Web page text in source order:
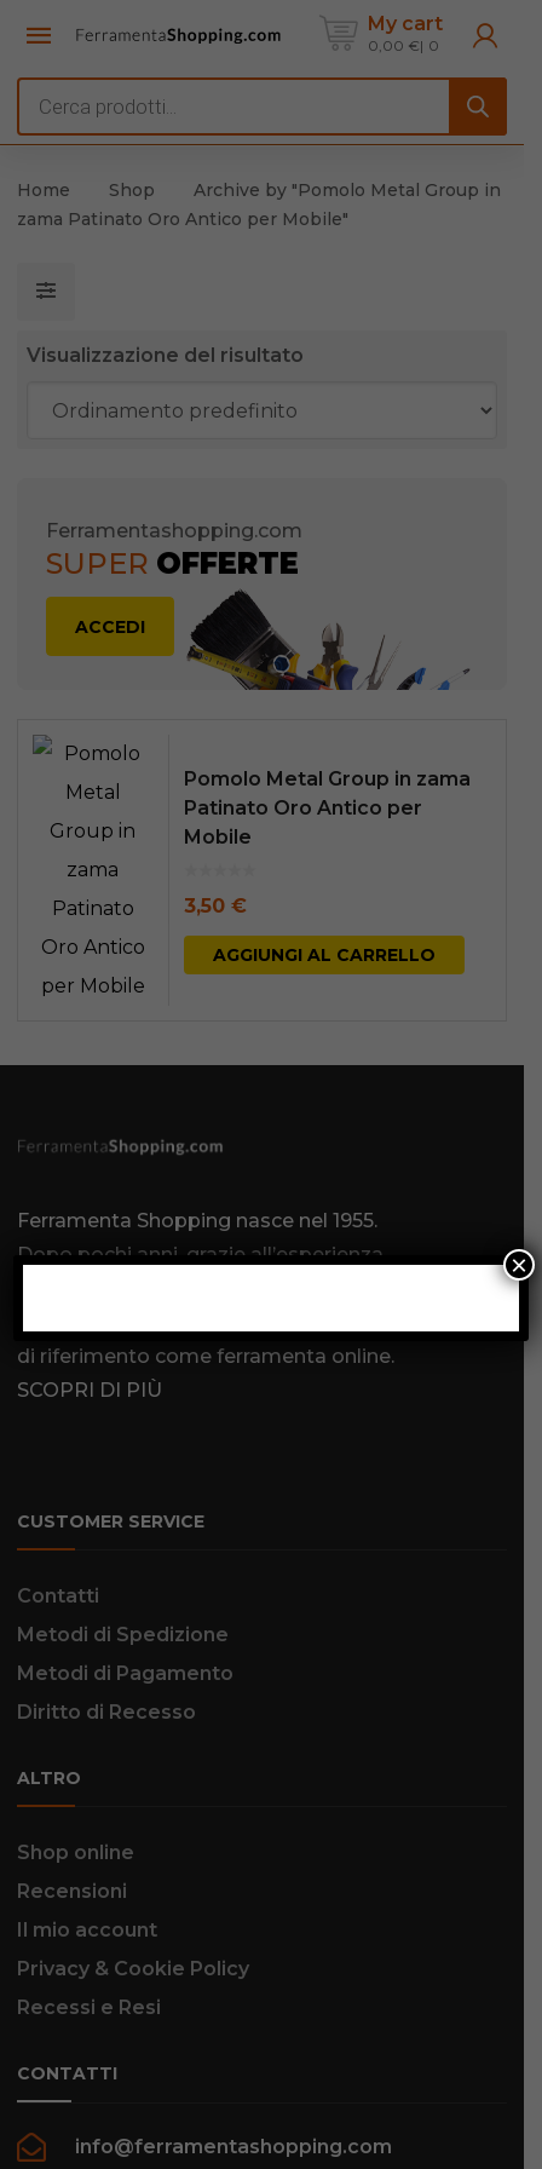
My cart
0,00 € 0
Home Shop
Archive by "Pomolo Metal Group in
zama Patinato Oro Antico per Mobile"
Visualizzazione del risultato
Ferramentashopping.com
SUPER OFFERTE
ACCEDI
Pomolo Metal Group in zama
Patinato Oro Antico per
Mobile
3,50 €
AGGIUNGI AL CARRELLO
Ferramenta Shopping nasce nel 1955.
Dopo pochi anni, grazie all’esperienza,
di riferimento come ferramenta online.
SCOPRI DI PIÙ
CUSTOMER SERVICE
Contatti
Metodi di Spedizione
Metodi di Pagamento
Diritto di Recesso
ALTRO
Shop online
Recensioni
Il mio account
Privacy & Cookie Policy
Recessi e Resi
CONTATTI
info@ferramentashopping.com
×